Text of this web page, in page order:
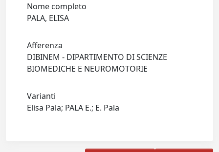
Nome completo
PALA, ELISA
Afferenza
DIBINEM - DIPARTIMENTO DI SCIENZE
BIOMEDICHE E NEUROMOTORIE
Varianti
Elisa Pala; PALA E.; E. Pala